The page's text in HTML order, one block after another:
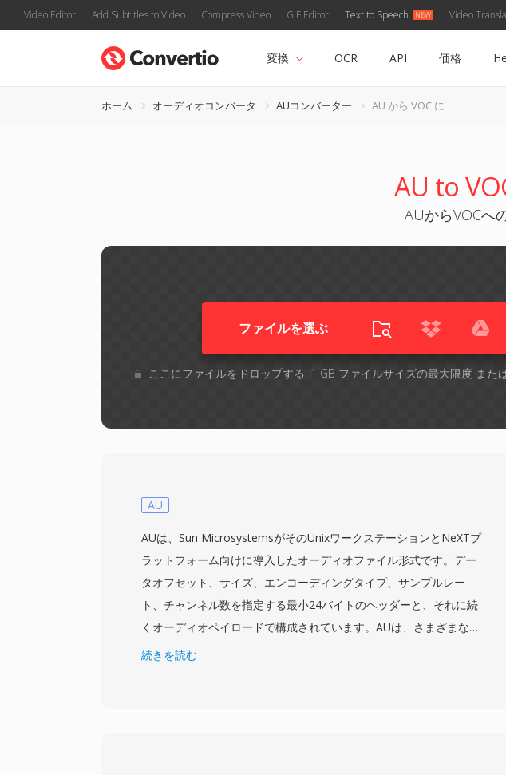
Video Editor Add Subtitles to Video Compress Video GIF Editor Text to Speech Video
変換 OCR API 価格
ホーム オーディオコンバータ AUコンバーター AU から VOC に
AU to
AUからVOCへ
ファイルを選ぶ
ここにファイルをドロップする. 1 GB ファイルサイズの最大限度 また
AU
AUは、Sun MicrosystemsがそのUnixワークステーションとNeXTプ
ラットフォーム向けに導入したオーディオファイル形式です。デー
タオフセット、サイズ、エンコーディングタイプ、サンプルレー
ト、チャンネル数を指定する最小24バイトのヘッダーと、それに続
くオーディオペイロードで構成されています。AUは、さまざまなビ
ット深度の非圧縮リニアPCM、mu-lawおよびA-lawコンパンディン
続きを読む